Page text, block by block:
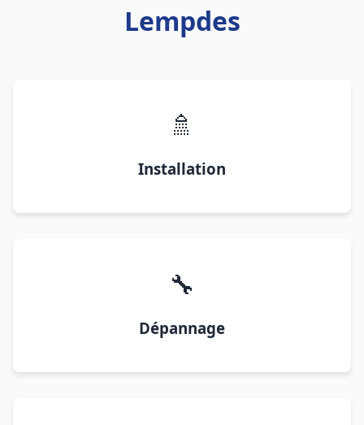
Lempdes
🚿
Installation
🔧
Dépannage